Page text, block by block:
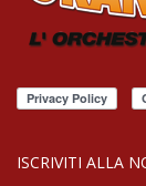
ISCRIVITI ALLA